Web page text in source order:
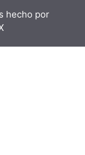
hecho por